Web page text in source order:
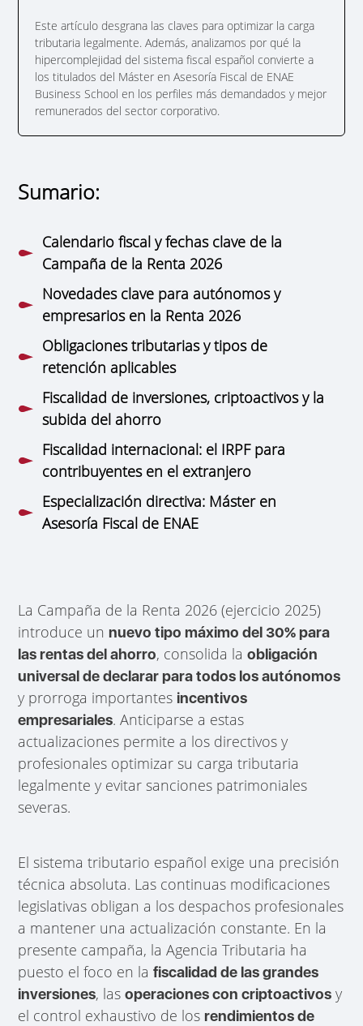
Este artículo desgrana las claves para optimizar la carga
tributaria legalmente. Además, analizamos por qué la
hipercomplejidad del sistema fiscal español convierte a
los titulados del Máster en Asesoría Fiscal de ENAE
Business School en los perfiles más demandados y mejor
remunerados del sector corporativo.
Sumario:
Calendario fiscal y fechas clave de la
Campaña de la Renta 2026
Novedades clave para autónomos y
empresarios en la Renta 2026
Obligaciones tributarias y tipos de
retención aplicables
Fiscalidad de inversiones, criptoactivos y la
subida del ahorro
Fiscalidad internacional: el IRPF para
contribuyentes en el extranjero
Especialización directiva: Máster en
Asesoría Fiscal de ENAE
La Campaña de la Renta 2026 (ejercicio 2025)
introduce unnuevo tipo máximo del 30% para
las rentas del ahorro, consolida laobligación
universal de declarar para todos los autónomos
y prorroga importantes incentivos
empresariales. Anticiparse a estas
actualizaciones permite a los directivos y
profesionales optimizar su carga tributaria
legalmente y evitar sanciones patrimoniales
severas.
El sistema tributario español exige una precisión
técnica absoluta. Las continuas modificaciones
legislativas obligan a los despachos profesionales
a mantener una actualización constante. En la
presente campaña, la Agencia Tributaria ha
puesto el foco en lafiscalidad de las grandes
inversiones, lasoperaciones con criptoactivos y
el control exhaustivo de losrendimientos de